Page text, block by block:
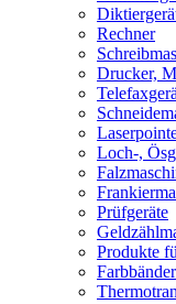
Rechner
Drucker,
Loch-,
Prüfgeräte
Produkte